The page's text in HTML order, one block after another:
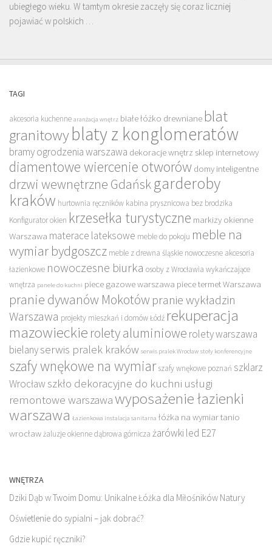
ubiegłego wieku. W tamtym okresie zaczęły się coraz liczniej
pojawiać w polskich …
TAGI
akcesoria kuchenne aranżacja wnętrz białe łóżko drewniane blat
granitowyblaty z konglomeratów
bramy ogrodzenia warszawa dekoracje wnętrz sklep internetowy
diamentowe wiercenie otworów domy inteligentne
drzwi wewnętrzne Gdańskgarderoby
kraków hurtownia ręczników kabina prysznicowa bez brodzika
Konfigurator okien krzesełka turystyczne markizy okienne
Warszawa materace lateksowe meble do pokoju meble na
wymiar bydgoszcz meble z drewna śląskie nowoczesne akcesoria
łazienkowe nowoczesne biurka osoby z Wrocławia wykańczające
wnętrza panele do kuchni piece gazowe warszawa piece termet Warszawa
pranie dywanów Mokotów pranie wykładzin
Warszawa projekty mieszkań i domów Łódź rekuperacja
mazowieckie rolety aluminiowe rolety warszawa
bielanyserwis pralek kraków serwis pralek Wrocław stoły konferencyjne
szafy wnękowe na wymiar szafy wnękowe poznań szklarz
Wrocław szkło dekoracyjne do kuchni usługi
remontowe warszawawyposażenie łazienki
warszawa Łazienkowa instalacja sanitarna łóżka na wymiar tanio
wrocławżaluzje okienne dąbrowa górnicza żarówki led E27
WNĘTRZA
Dziki Dąb w Twoim Domu: Unikalne Łóżka dla Miłośników Natury
Oświetlenie do sypialni – jak dobrać?
Gdzie kupić ręczniki?